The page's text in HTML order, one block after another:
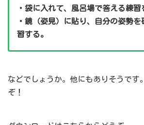
・袋に入れて、風呂場で答える練習
・鏡（姿見）に貼り、自分の姿勢
習する。
などでしょうか。他にもありそうです
ぞ！